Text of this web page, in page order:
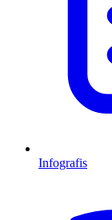
Infografis